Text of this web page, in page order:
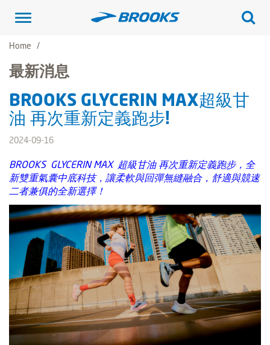
Toggle
Home
最新消息
BROOKS GLYCERIN MAX超級甘
油 再次重新定義跑步!
2024-09-16
BROOKS GLYCERIN MAX 超級甘油 再次重新定義跑步，全
新雙重氣囊中底科技，讓柔軟與回彈無縫融合，舒適與競速
二者兼俱的全新選擇！